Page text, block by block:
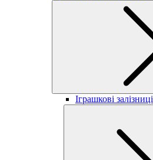
Іграшкові залізниці